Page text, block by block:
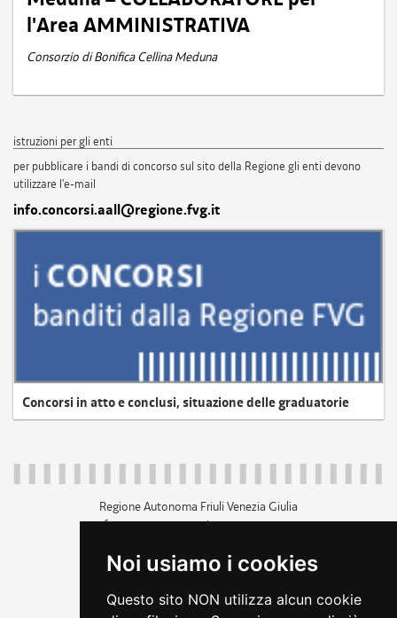
Noi usiamo i cookies
Questo sito NON utilizza alcun cookie
l'Area AMMINISTRATIVA
Consorzio di Bonifica Cellina Meduna
istruzioni per gli enti
per pubblicare i bandi di concorso sul sito della Regione gli enti devono
utilizzare l'e-mail
info.concorsi.aall@regione.fvg.it
Concorsi in atto e conclusi, situazione delle graduatorie
Regione Autonoma Friuli Venezia Giulia
c.f. 80014930327; p.iva 00526040324
+39 040 3771111